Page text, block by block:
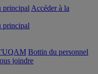
principal Accéder à la
principal
Bottin du personnel
joindre